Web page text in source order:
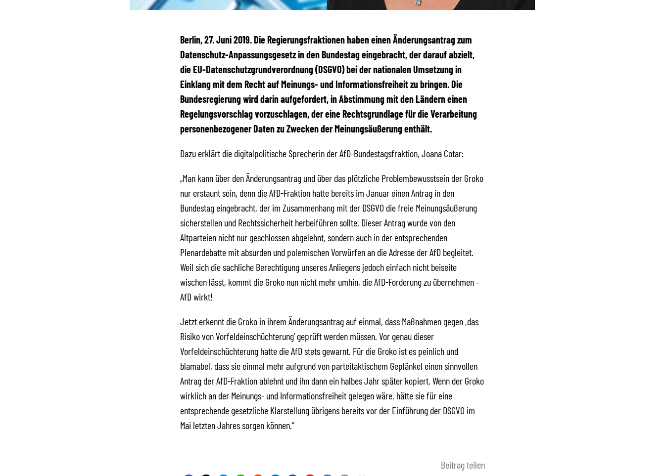
Berlin, 27. Juni 2019. Die Regierungsfraktionen haben einen Änderungsantrag zum
Datenschutz-Anpassungsgesetz in den Bundestag eingebracht, der darauf abzielt,
die EU-Datenschutzgrundverordnung (DSGVO) bei der nationalen Umsetzung in
Einklang mit dem Recht auf Meinungs- und Informationsfreiheit zu bringen. Die
Bundesregierung wird darin aufgefordert, in Abstimmung mit den Ländern einen
Regelungsvorschlag vorzuschlagen, der eine Rechtsgrundlage für die Verarbeitung
personenbezogener Daten zu Zwecken der Meinungsäußerung enthält.
Dazu erklärt die digitalpolitische Sprecherin der AfD-Bundestagsfraktion, Joana Cotar:
„Man kann über den Änderungsantrag und über das plötzliche Problembewusstsein der Groko
nur erstaunt sein, denn die AfD-Fraktion hatte bereits im Januar einen Antrag in den
Bundestag eingebracht, der im Zusammenhang mit der DSGVO die freie Meinungsäußerung
sicherstellen und Rechtssicherheit herbeiführen sollte. Dieser Antrag wurde von den
Altparteien nicht nur geschlossen abgelehnt, sondern auch in der entsprechenden
Plenardebatte mit absurden und polemischen Vorwürfen an die Adresse der AfD begleitet.
Weil sich die sachliche Berechtigung unseres Anliegens jedoch einfach nicht beiseite
wischen lässt, kommt die Groko nun nicht mehr umhin, die AfD-Forderung zu übernehmen –
AfD wirkt!
Jetzt erkennt die Groko in ihrem Änderungsantrag auf einmal, dass Maßnahmen gegen ,das
Risiko von Vorfeldeinschüchterung’ geprüft werden müssen. Vor genau dieser
Vorfeldeinschüchterung hatte die AfD stets gewarnt. Für die Groko ist es peinlich und
blamabel, dass sie einmal mehr aufgrund von parteitaktischem Geplänkel einen sinnvollen
Antrag der AfD-Fraktion ablehnt und ihn dann ein halbes Jahr später kopiert. Wenn der Groko
wirklich an der Meinungs- und Informationsfreiheit gelegen wäre, hätte sie für eine
entsprechende gesetzliche Klarstellung übrigens bereits vor der Einführung der DSGVO im
Mai letzten Jahres sorgen können.“
Beitrag teilen